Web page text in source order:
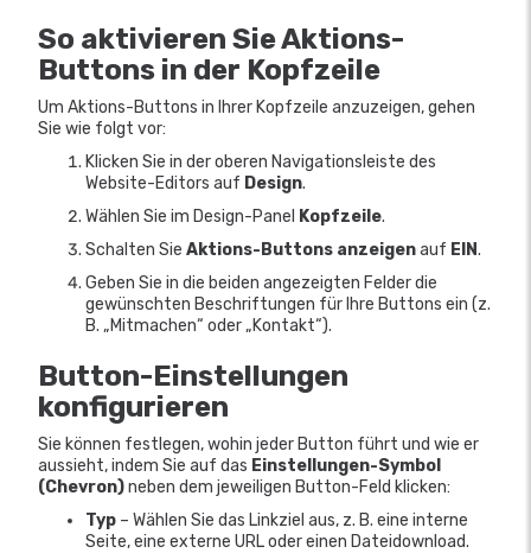
So aktivieren Sie Aktions-
Buttons in der Kopfzeile
Um Aktions-Buttons in Ihrer Kopfzeile anzuzeigen, gehen
Sie wie folgt vor:
Klicken Sie in der oberen Navigationsleiste des
Website-Editors auf Design.
Wählen Sie im Design-Panel Kopfzeile.
Schalten Sie Aktions-Buttons anzeigenauf EIN.
Geben Sie in die beiden angezeigten Felder die
gewünschten Beschriftungen für Ihre Buttons ein (z.
B. „Mitmachen“ oder „Kontakt“).
Button-Einstellungen
konfigurieren
Sie können festlegen, wohin jeder Button führt und wie er
aussieht, indem Sie auf das Einstellungen-Symbol
(Chevron)neben dem jeweiligen Button-Feld klicken:
Typ – Wählen Sie das Linkziel aus, z. B. eine interne
Seite, eine externe URL oder einen Dateidownload.